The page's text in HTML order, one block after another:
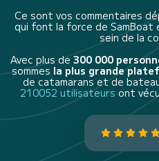
Ce sont vos commentaires
qui font la force de SamBoat
sein de la
Avec plus de300 000
sommes la plus grande
de catamarans et de
210052 utilisateurs ont